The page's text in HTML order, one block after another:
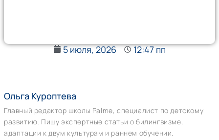
5 июля, 2026 12:47 пп
Ольга Куроптева
Главный редактор школы Palme, специалист по детскому
развитию. Пишу экспертные статьи о билингвизме,
адаптации к двум культурам и раннем обучении.